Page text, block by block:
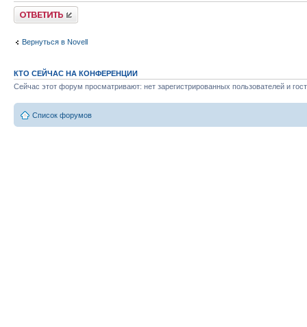
Ответить
Вернуться в Novell
КТО СЕЙЧАС НА КОНФЕРЕНЦИИ
Сейчас этот форум просматривают: нет зарегистрированных пользователей и
Список форумов